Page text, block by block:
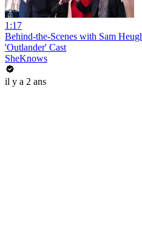
1:17
Behind-the-Scenes with Sam
'Outlander' Cast
SheKnows
il y a 2 ans